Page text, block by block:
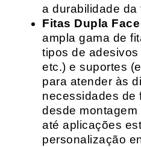
a durabilidade da
Fitas Dupla
ampla gama de
tipos de
etc.) e suportes
para atender às
necessidades de
desde
até aplicações
personalização